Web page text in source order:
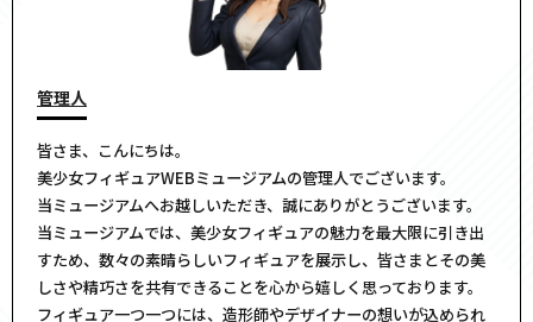
管理人
皆さま、こんにちは。
美少女フィギュアWEBミュージアムの管理人でございます。
当ミュージアムへお越しいただき、誠にありがとうございます。
当ミュージアムでは、美少女フィギュアの魅力を最大限に引き出
すため、数々の素晴らしいフィギュアを展示し、皆さまとその美
しさや精巧さを共有できることを心から嬉しく思っております。
フィギュア一つ一つには、造形師やデザイナーの想いが込められ